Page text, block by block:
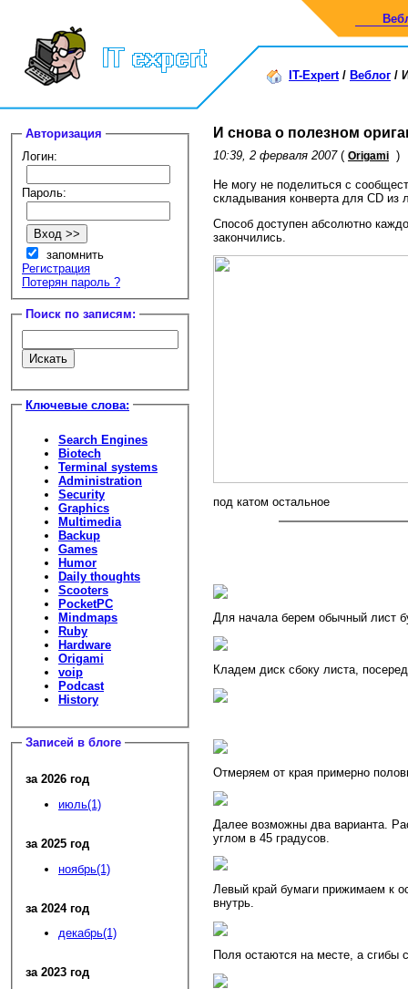
IT-Expert/ Веблог /
Авторизация
Логин:
Пароль:
запомнить
Регистрация
Потерян пароль ?
Поиск по записям:
Ключевые слова:
Search Engines
Biotech
Terminal systems
Administration
Security
Graphics
Multimedia
Backup
Games
Humor
Daily thoughts
Scooters
PocketPC
Mindmaps
Ruby
Hardware
Origami
voip
Podcast
History
Записей в блоге
за 2026 год
июль(1)
за 2025 год
ноябрь(1)
за 2024 год
декабрь(1)
за 2023 год
И снова о полезном
10:39, 2 ферваля 2007 ( Origami )
Не могу не поделиться с
складывания конверта для CD из
Способ доступен абсолютно
закончились.
под катом остальное
Для начала берем обычный лист
Кладем диск сбоку листа,
Отмеряем от края примерно
Далее возможны два варианта.
углом в 45 градусов.
Левый край бумаги прижимаем к
внутрь.
Поля остаются на месте, а сгибы